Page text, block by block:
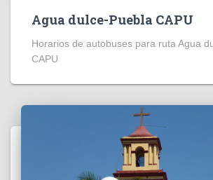
Agua dulce-Puebla CAPU
Horarios de autobuses para ruta Agua
CAPU